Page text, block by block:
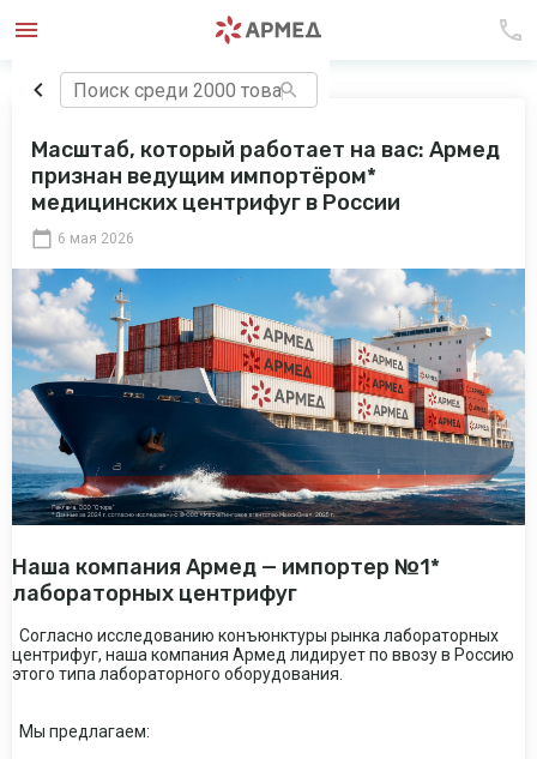
Масштаб, который работает на вас: Армед
признан ведущим импортёром*
медицинских центрифуг в России
6 мая 2026
Наша компания Армед — импортер №1*
лабораторных центрифуг
Согласно исследованию конъюнктуры рынка лабораторных
центрифуг, наша компания Армед лидирует по ввозу в Россию
этого типа лабораторного оборудования.
Мы предлагаем: